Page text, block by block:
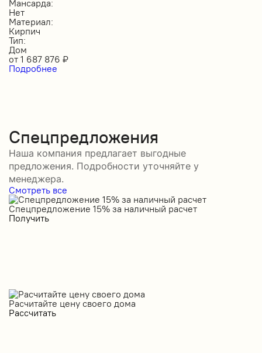
Мансарда:
Нет
Материал:
Кирпич
Тип:
Дом
от 1 687 876 ₽
Подробнее
Спецпредложения
Наша компания предлагает выгодные
предложения. Подробности уточняйте у
менеджера.
Смотреть все
Спецпредложение 15% за наличный расчет
Получить
Расчитайте цену своего дома
Рассчитать